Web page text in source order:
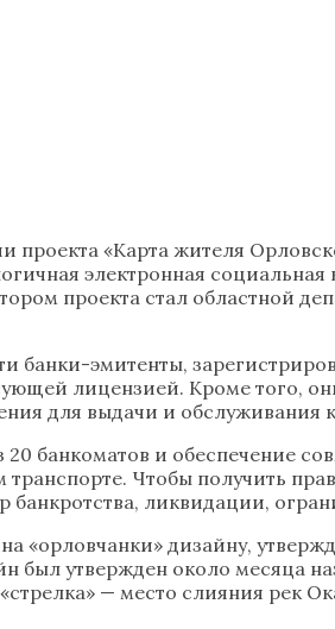
проекта «Карта жителя
электронная
проекта стал областной
банки-эмитенты,
лицензией. Кроме того,
для выдачи и обслуживания
банкоматов и обеспечение
Чтобы получить
ликвидации,
«орловчанки» дизайну,
утвержден около месяца
— место слияния рек